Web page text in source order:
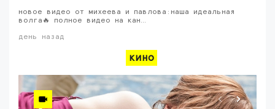
новое видео от михеева и павлова:наша идеальная
волга🔥 полное видео на кан…
день назад
кино